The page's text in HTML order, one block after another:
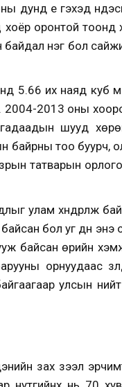
дунд үе гэхэд
оронтой тоонд
байдал нэг бол
5.66 их наяд куб
2004-2013 оны
шууд
байрны тоо буурч,
татварын
улам хүндрүүлж
бол уг дүн энэ
байсан өрийн
орнуудаас
улсын
зах зээл